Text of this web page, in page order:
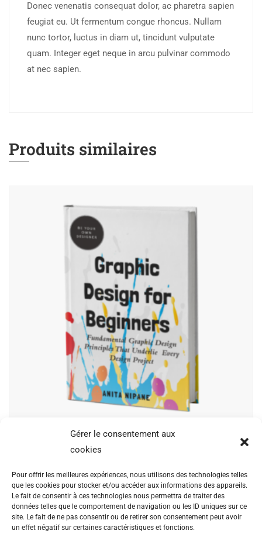
Gérer le consentement aux
cookies
Pour offrir les meilleures expériences, nous utilisons des technologies telles
que les cookies pour stocker et/ou accéder aux informations des appareils.
Le fait de consentir à ces technologies nous permettra de traiter des
données telles que le comportement de navigation ou les ID uniques sur ce
site. Le fait de ne pas consentir ou de retirer son consentement peut avoir
un effet négatif sur certaines caractéristiques et fonctions.
Donec venenatis consequat dolor, ac pharetra sapien
feugiat eu. Ut fermentum congue rhoncus. Nullam
nunc tortor, luctus in diam ut, tincidunt vulputate
quam. Integer eget neque in arcu pulvinar commodo
at nec sapien.
Produits similaires
Graphic Design for Beginners
$35.30
Proin congue vulputate augue, eget sagittis felis congue
non. Donec eu turpis mattis, ultrices velit vitae,
imperdiet nibh. Fusce non urna sed ante dapibus